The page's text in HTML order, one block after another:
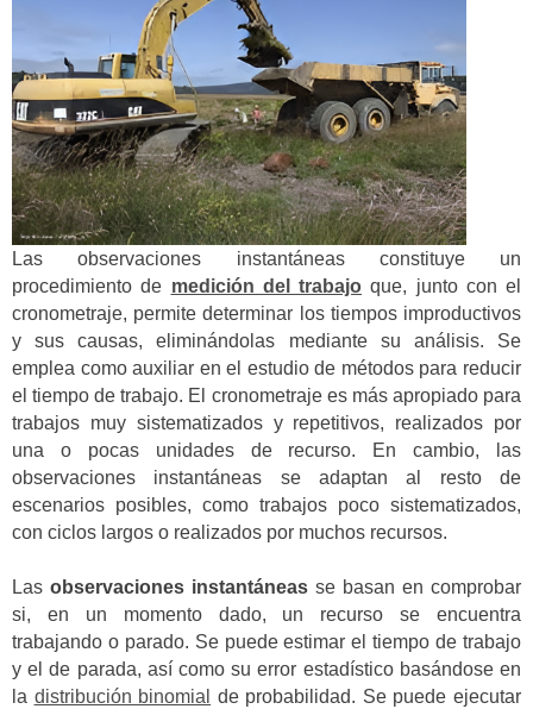
Las observaciones instantáneas constituye un
procedimiento de medición del trabajo que, junto con el
cronometraje, permite determinar los tiempos improductivos
y sus causas, eliminándolas mediante su análisis. Se
emplea como auxiliar en el estudio de métodos para reducir
el tiempo de trabajo. El cronometraje es más apropiado para
trabajos muy sistematizados y repetitivos, realizados por
una o pocas unidades de recurso. En cambio, las
observaciones instantáneas se adaptan al resto de
escenarios posibles, como trabajos poco sistematizados,
con ciclos largos o realizados por muchos recursos.
Las observaciones instantáneas se basan en comprobar
si, en un momento dado, un recurso se encuentra
trabajando o parado. Se puede estimar el tiempo de trabajo
y el de parada, así como su error estadístico basándose en
la distribución binomial de probabilidad. Se puede ejecutar